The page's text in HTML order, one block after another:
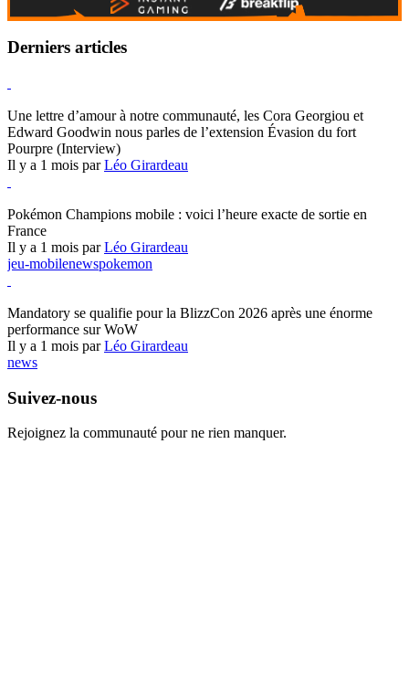
Derniers articles
Une lettre d’amour à notre communauté, les Cora Georgiou et
Edward Goodwin nous parles de l’extension Évasion du fort
Pourpre (Interview)
Il y a 1 mois parLéo Girardeau
Pokémon Champions mobile : voici l’heure exacte de sortie en
France
Il y a 1 mois parLéo Girardeau
jeu-mobilenewspokemon
Mandatory se qualifie pour la BlizzCon 2026 après une énorme
performance sur WoW
Il y a 1 mois parLéo Girardeau
news
Suivez-nous
Rejoignez la communauté pour ne rien manquer.